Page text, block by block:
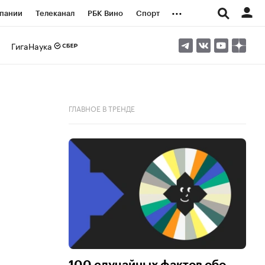
Телеканал РБК Вино Спорт ...
ГигаНаука
ГЛАВНОЕ В ТРЕНДЕ